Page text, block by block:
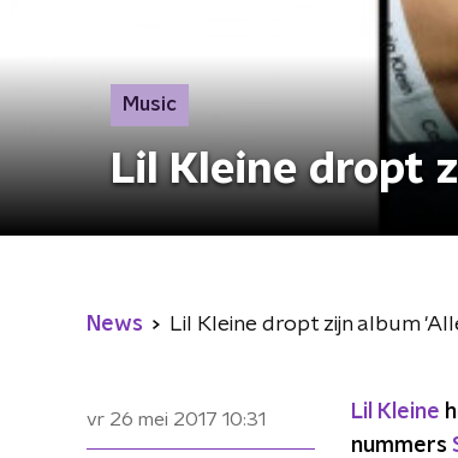
Music
Lil Kleine dropt
News Lil Kleine dropt zijn album
vr 26 mei 2017 10:31 Lil Kleine
nummers